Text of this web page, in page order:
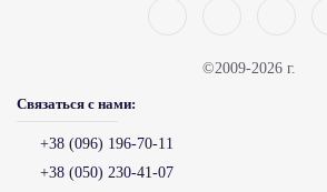
©2009-2026 г.
Связаться с нами:
+38 (096) 196-70-11
+38 (050) 230-41-07